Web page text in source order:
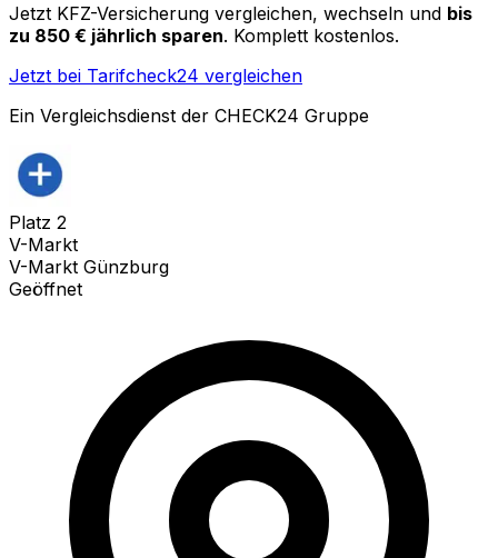
Jetzt KFZ-Versicherung vergleichen, wechseln und bis
zu 850 € jährlich sparen. Komplett kostenlos.
Jetzt bei Tarifcheck24 vergleichen
Ein Vergleichsdienst der CHECK24 Gruppe
Platz 2
V-Markt
V-Markt Günzburg
Geöffnet